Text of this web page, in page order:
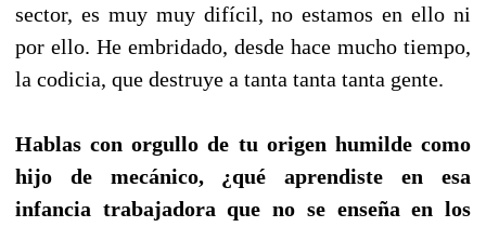
sector, es muy muy difícil, no estamos en ello ni
por ello. He embridado, desde hace mucho tiempo,
la codicia, que destruye a tanta tanta tanta gente.
Hablas con orgullo de tu origen humilde como
hijo de mecánico, ¿qué aprendiste en esa
infancia trabajadora que no se enseña en los